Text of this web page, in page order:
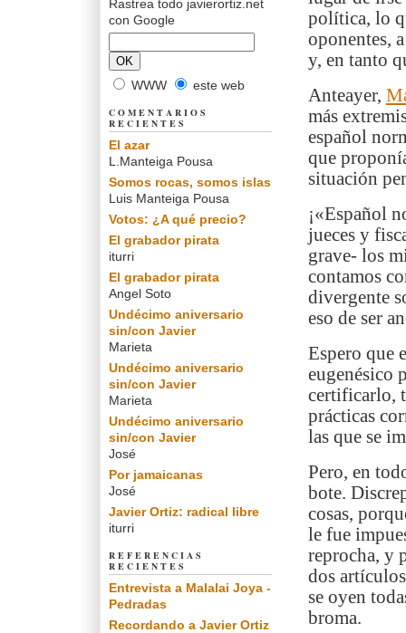
política, lo
oponentes,
y, en tanto
Anteayer,
más
español
que
situación
¡«Español
jueces y
grave- los
contamos
divergente
eso de ser
Espero que
eugenésico
certificarlo,
prácticas
las que se
Pero, en
bote.
cosas,
le fue
reprocha, y
dos
se oyen
broma.
Rastrea todo javierortiz.net
con Google
WWW este web
COMENTARIOS
RECIENTES
El azar
L.Manteiga Pousa
Somos rocas, somos islas
Luis Manteiga Pousa
Votos: ¿A qué precio?
El grabador pirata
iturri
El grabador pirata
Angel Soto
Undécimo aniversario
sin/con Javier
Marieta
Undécimo aniversario
sin/con Javier
Marieta
Undécimo aniversario
sin/con Javier
José
Por jamaicanas
José
Javier Ortiz: radical libre
iturri
REFERENCIAS
RECIENTES
Entrevista a Malalai Joya -
Pedradas
Recordando a Javier Ortiz